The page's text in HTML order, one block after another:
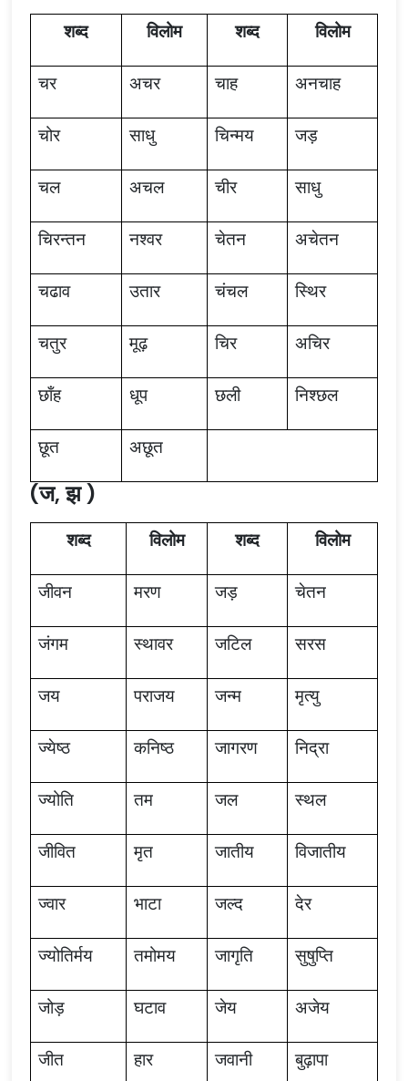
शब्द विलोम शब्द विलोम
चर अचर चाह अनचाह
चोर साधु चिन्मय जड़
चल अचल चीर साधु
चिरन्तन नश्वर चेतन अचेतन
चढाव उतार चंचल स्थिर
चतुर मूढ़ चिर अचिर
छाँह धूप छली निश्छल
छूत अछूत
(ज, झ )
शब्द विलोम शब्द विलोम
जीवन मरण जड़ चेतन
जंगम स्थावर जटिल सरस
जय पराजय जन्म मृत्यु
ज्येष्ठ कनिष्ठ जागरण निद्रा
ज्योति तम जल स्थल
जीवित मृत जातीय विजातीय
ज्वार भाटा जल्द देर
ज्योतिर्मय तमोमय जागृति सुषुप्ति
जोड़ घटाव जेय अजेय
जीत हार जवानी बुढ़ापा